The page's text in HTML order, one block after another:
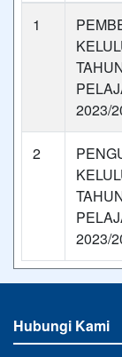
1
2023/
2
2023/
Hubungi Kami